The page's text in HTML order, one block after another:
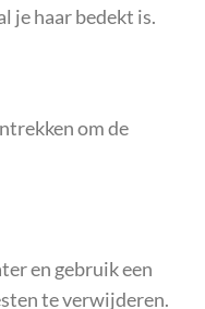
je haar bedekt is.
om de
en gebruik een
te verwijderen.